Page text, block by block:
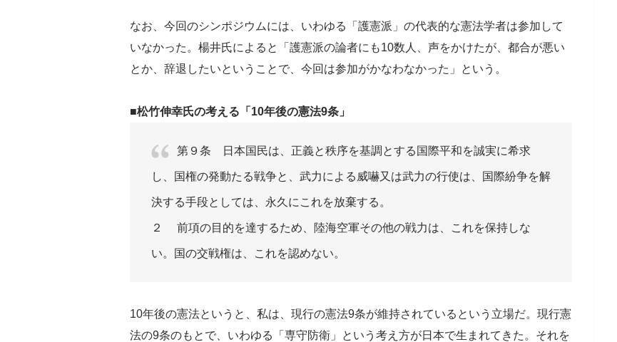
なお、今回のシンポジウムには、いわゆる「護憲派」の代表的な憲法学者は参加して
いなかった。楊井氏によると「護憲派の論者にも10数人、声をかけたが、都合が悪い
とか、辞退したいということで、今回は参加がかなわなかった」という。
■松竹伸幸氏の考える「10年後の憲法9条」
第９条 日本国民は、正義と秩序を基調とする国際平和を誠実に希求
し、国権の発動たる戦争と、武力による威嚇又は武力の行使は、国際紛争を解
決する手段としては、永久にこれを放棄する。
２ 前項の目的を達するため、陸海空軍その他の戦力は、これを保持しな
い。国の交戦権は、これを認めない。
10年後の憲法というと、私は、現行の憲法9条が維持されているという立場だ。現行憲
法の9条のもとで、いわゆる「専守防衛」という考え方が日本で生まれてきた。それを